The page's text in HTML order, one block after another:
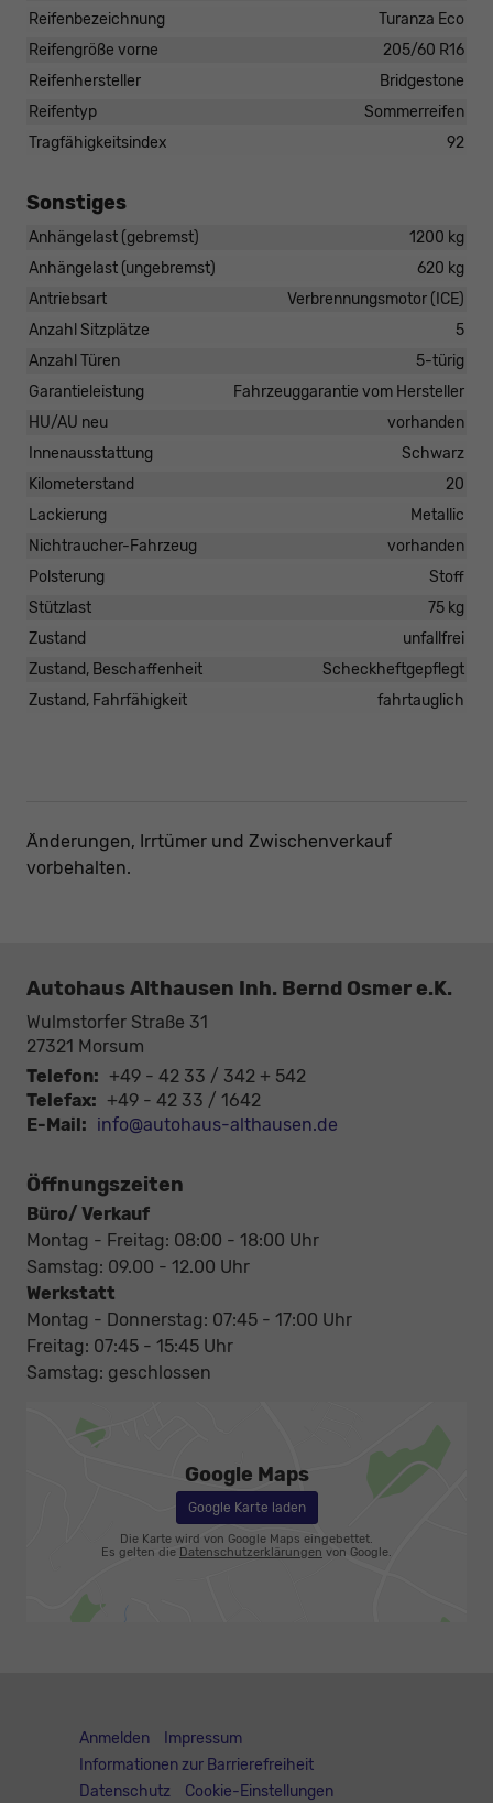
Reifenbezeichnung
Turanza Eco
Reifengröße vorne
205/60 R16
Reifenhersteller
Bridgestone
Reifentyp
Sommerreifen
Tragfähigkeitsindex
92
Sonstiges
Anhängelast (gebremst)
1200 kg
Anhängelast (ungebremst)
620 kg
Antriebsart
Verbrennungsmotor (ICE)
Anzahl Sitzplätze
5
Anzahl Türen
5-türig
Garantieleistung
Fahrzeuggarantie vom Hersteller
HU/AU neu
vorhanden
Innenausstattung
Schwarz
Kilometerstand
20
Lackierung
Metallic
Nichtraucher-Fahrzeug
vorhanden
Polsterung
Stoff
Stützlast
75 kg
Zustand
unfallfrei
Zustand, Beschaffenheit
Scheckheftgepflegt
Zustand, Fahrfähigkeit
fahrtauglich
Änderungen, Irrtümer und Zwischenverkauf
vorbehalten.
Autohaus Althausen Inh. Bernd Osmer e.K.
Wulmstorfer Straße 31
27321 Morsum
Telefon: +49 - 42 33 / 342 + 542
Telefax: +49 - 42 33 / 1642
E-Mail: info@autohaus-althausen.de
Öffnungszeiten
Büro/ Verkauf
Montag - Freitag: 08:00 - 18:00 Uhr
Samstag: 09.00 - 12.00 Uhr
Werkstatt
Montag - Donnerstag: 07:45 - 17:00 Uhr
Freitag: 07:45 - 15:45 Uhr
Samstag: geschlossen
Google Maps
Google Karte laden
Die Karte wird von Google Maps eingebettet.
Es gelten die Datenschutzerklärungen von Google.
Anmelden
Impressum
Informationen zur Barrierefreiheit
Datenschutz
Cookie-Einstellungen